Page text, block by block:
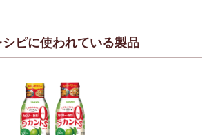
シピに使われている製品